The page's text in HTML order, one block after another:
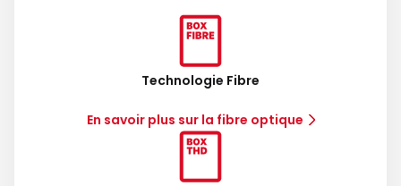
Technologie Fibre
En savoir plus sur la fibre optique